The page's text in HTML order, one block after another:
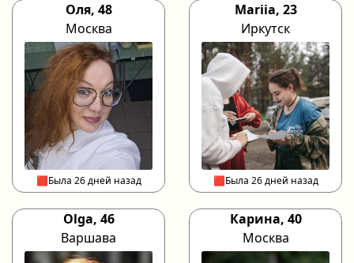
Оля, 48
Москва
🟥Была 26 дней назад
Mariia, 23
Иркутск
🟥Была 26 дней назад
Olga, 46
Варшава
Карина, 40
Москва